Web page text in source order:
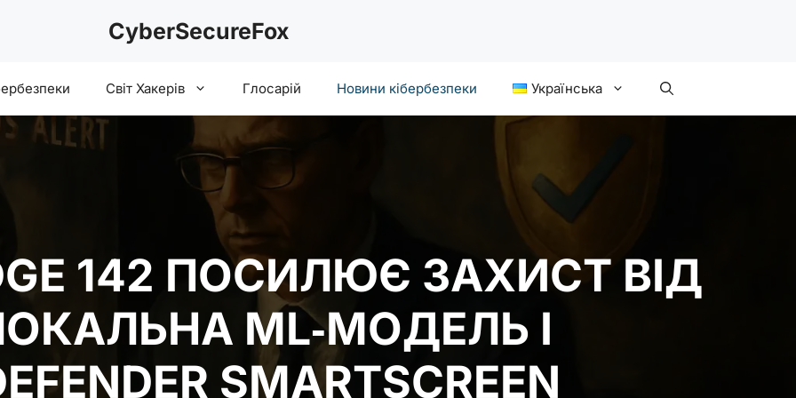
CyberSecureFox
Світ Хакерів Глосарій Новини кібербезпеки Українська
142 ПОСИЛЮЄ ЗАХИСТ ВІД
ML‑МОДЕЛЬ І
SMARTSCREEN